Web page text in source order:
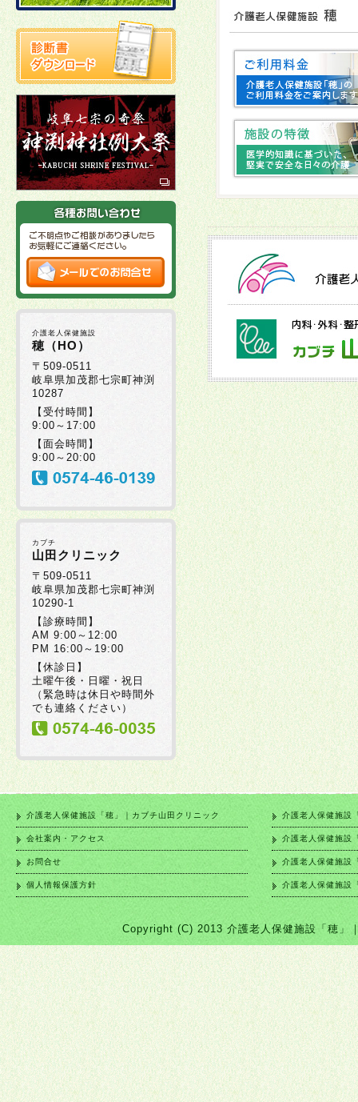
2026年02月10日
2026年01月06日
2025年12月19日
2025年11月21日
2025年11月11日
2025年10月27日
2025年10月22日
2025年10月03日
2025年10月02日
2025年09月16日
2025年09月01日
2025年08月29日
2025年08月05日
2025年07月30日
2025年07月08日
2025年07月08日
介護老人保健施設
穂（HO）
〒509-0511
岐阜県加茂郡七宗町神渕
10287
【受付時間】
9:00～17:00
【面会時間】
9:00～20:00
カブチ
山田クリニック
〒509-0511
岐阜県加茂郡七宗町神渕
10290-1
【診療時間】
AM 9:00～12:00
PM 16:00～19:00
【休診日】
土曜午後・日曜・祝日
（緊急時は休日や時間外
でも連絡ください）
介護老人保健施設「穂」｜カブチ山田クリニック
会社案内・アクセス
お問合せ
個人情報保護方針
介護老人保健施設
介護老人保健施設
介護老人保健施設
介護老人保健施設
Copyright (C) 2013 介護老人保健施設「穂